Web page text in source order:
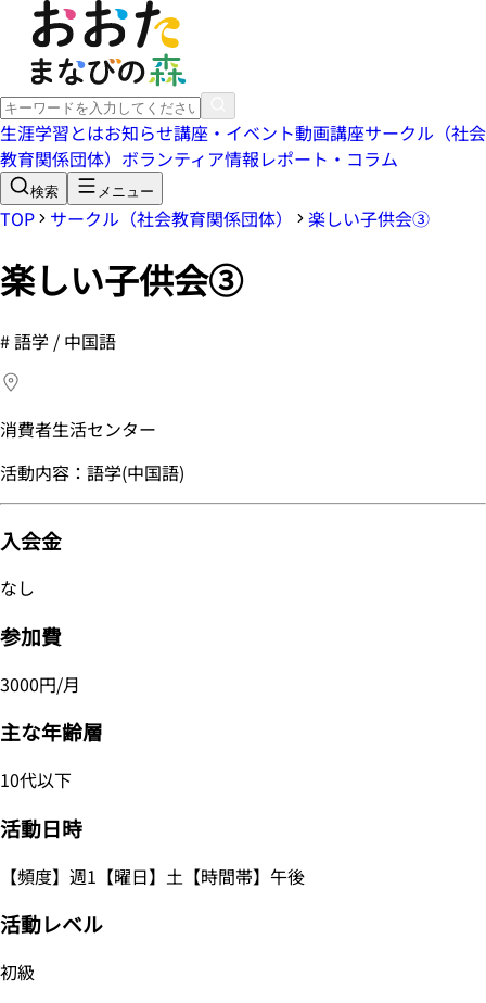
生涯学習とはお知らせ講座・イベント動画講座サークル（社会
教育関係団体） ボランティア情報レポート・コラム
検索 メニュー
TOP サークル（社会教育関係団体） 楽しい子供会③
楽しい子供会③
#語学 / 中国語
消費者生活センター
活動内容：語学(中国語)
入会金
なし
参加費
3000円/月
主な年齢層
10代以下
活動日時
【頻度】週1【曜日】土【時間帯】午後
活動レベル
初級